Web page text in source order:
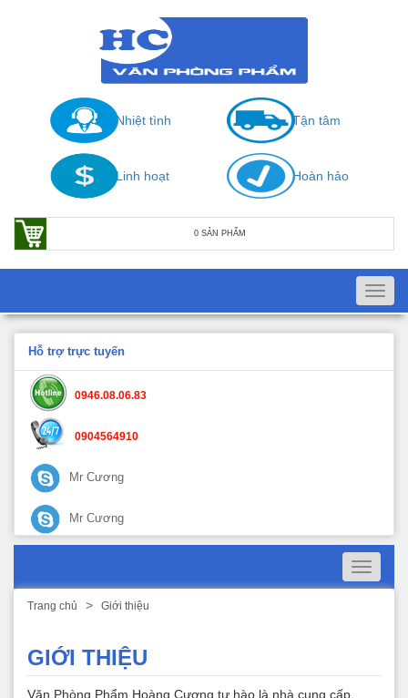
Nhiệt tình Tận tâm
Linh hoạt Hoàn hảo
0 SẢN PHẨM
Hỗ trợ trực tuyến
0946.08.06.83
0904564910
Mr Cương
Mr Cương
Toggle
Trang chủ Giới thiệu
GIỚI THIỆU
Văn Phòng Phẩm Hoàng Cương tự hào là nhà cung cấp,